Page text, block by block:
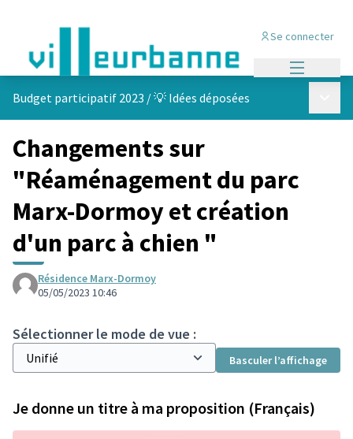
Se connecter
Budget participatif 2023 /💡 Idées déposées
Changements sur
"Réaménagement du parc
Marx-Dormoy et création
d'un parc à chien "
Résidence Marx-Dormoy
05/05/2023 10:46
Sélectionner le mode de vue :
Basculer l’affichage
Je donne un titre à ma proposition (Français)